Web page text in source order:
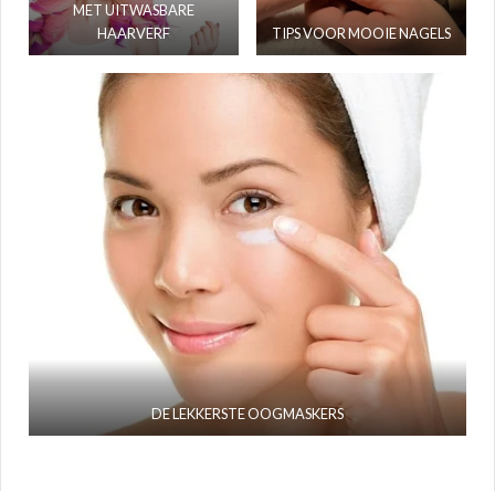
MET UITWASBARE
HAARVERF
TIPS VOOR MOOIE NAGELS
DE LEKKERSTE OOGMASKERS